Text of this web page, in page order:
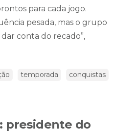
para cada jogo.
pesada, mas o grupo
conta do recado”,
temporada
conquistas
presidente do